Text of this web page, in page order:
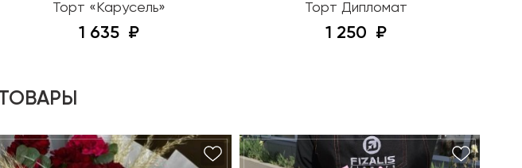
Торт «Карусель»
1 635
Торт Дипломат
1 250